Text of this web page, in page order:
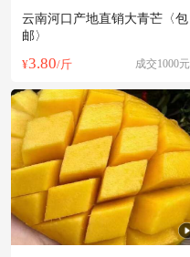
云南河口产地直销大青芒〈包
邮〉
¥3.80/斤 成交1000元